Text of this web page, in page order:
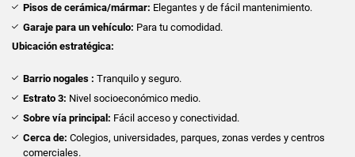
Pisos de cerámica/mármar: Elegantes y de fácil mantenimiento.
Garaje para un vehículo: Para tu comodidad.
Ubicación estratégica:
Barrio nogales : Tranquilo y seguro.
Estrato 3: Nivel socioeconómico medio.
Sobre vía principal: Fácil acceso y conectividad.
Cerca de: Colegios, universidades, parques, zonas verdes y centros
comerciales.